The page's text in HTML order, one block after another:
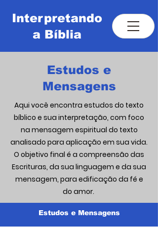
Interpretando
a Bíblia
Estudo e Interpretação das
Escrituras
Estudos e
Mensagens
Aqui você encontra estudos do texto
bíblico e sua interpretação, com foco
na mensagem espiritual do texto
analisado para aplicação em sua vida.
O objetivo final é a compreensão das
Escrituras, da sua linguagem e da sua
mensagem, para edificação da fé e
do amor.
Estudos e Mensagens